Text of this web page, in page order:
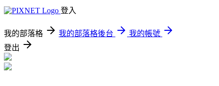
登入
我的部落格 我的部落格後台
我的帳號
登出